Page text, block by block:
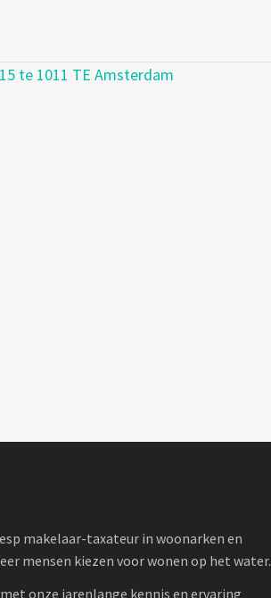
te 1011 TE Amsterdam
makelaar-taxateur in woonarken en
mensen kiezen voor wonen op het water.
onze jarenlange kennis en ervaring